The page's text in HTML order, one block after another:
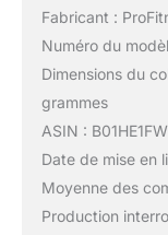
Fabricant :
Numéro du
Dimensions du
grammes
ASIN :
Date de mise en
Moyenne des
Production